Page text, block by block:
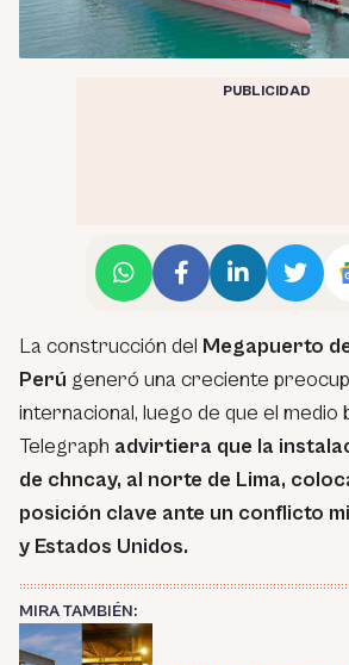
PUBLICIDAD
La construcción del Megapuerto
Perú generó una creciente
internacional, luego de que el medio
Telegraph advirtiera que la
de chncay, al norte de Lima,
posición clave ante un conflicto
y Estados Unidos.
MIRA TAMBIÉN: